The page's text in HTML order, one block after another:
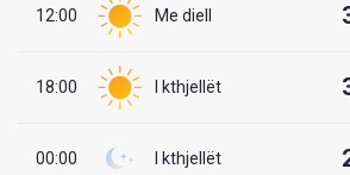
12:00 Me diell
18:00 I kthjellët
00:00 I kthjellët